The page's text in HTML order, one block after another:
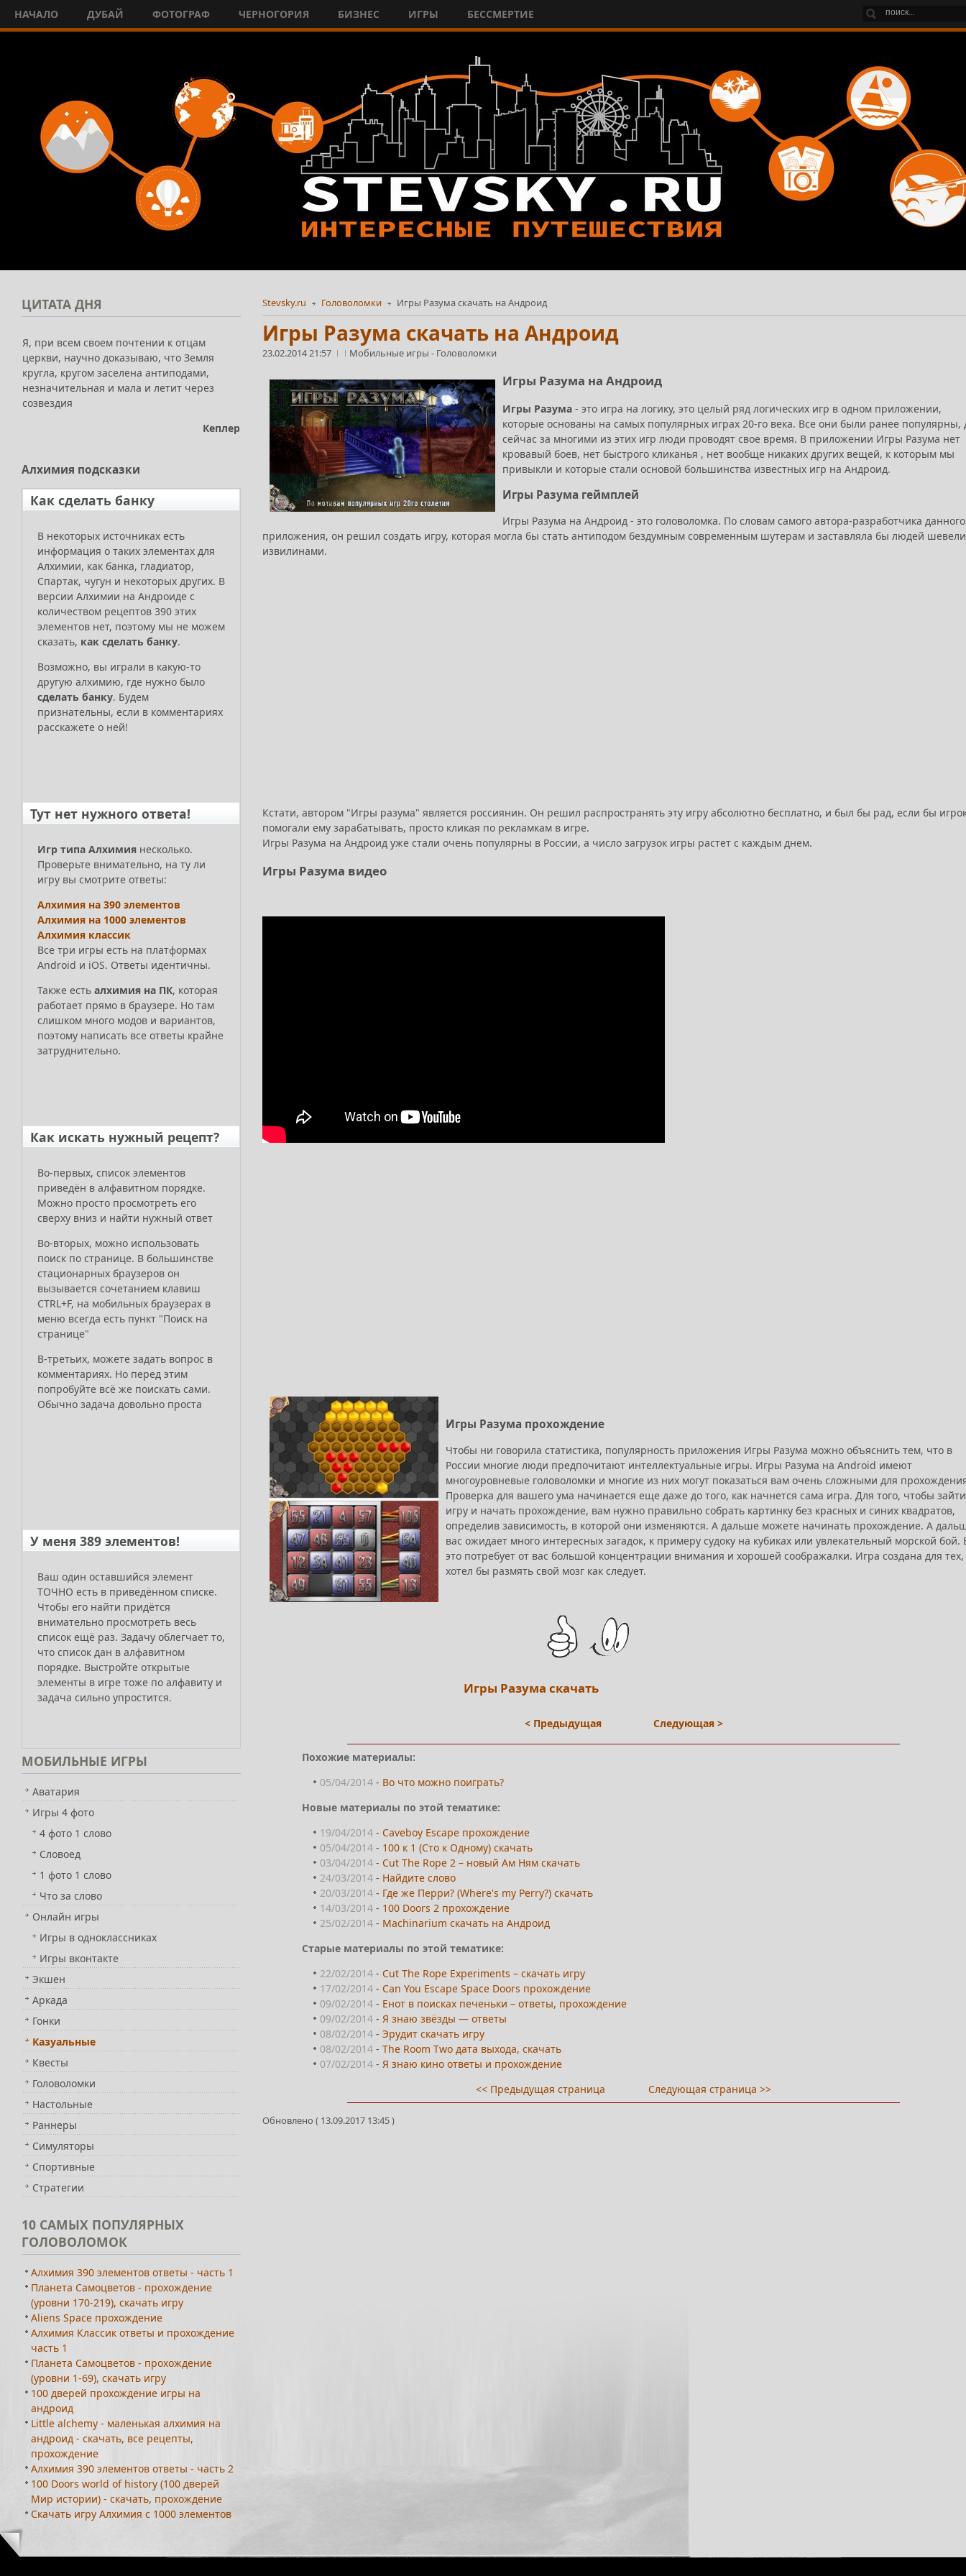
НАЧАЛО ДУБАЙ ФОТОГРАФ ЧЕРНОГОРИЯ БИЗНЕС ИГРЫ БЕССМЕРТИЕ
Stevsky.ru Головоломки Игры Разума скачать на Андроид
Игры Разума скачать на Андроид
23.02.2014 21:57 Мобильные игры - Головоломки
Игры Разума на Андроид
Игры Разума - это игра на логику, это целый ряд логических игр в одном приложении,
которые основаны на самых популярных играх 20-го века. Все они были ранее популярны,
сейчас за многими из этих игр люди проводят свое время. В приложении Игры Разума нет
кровавый боев, нет быстрого кликанья , нет вообще никаких других вещей, к которым мы
привыкли и которые стали основой большинства известных игр на Андроид.
Игры Разума геймплей
Игры Разума на Андроид - это головоломка. По словам самого автора-разработчика данного
приложения, он решил создать игру, которая могла бы стать антиподом бездумным современным шутерам и заставляла бы людей
извилинами.
Кстати, автором "Игры разума" является россиянин. Он решил распространять эту игру абсолютно бесплатно, и был бы рад, если бы
помогали ему зарабатывать, просто кликая по рекламкам в игре.
Игры Разума на Андроид уже стали очень популярны в России, а число загрузок игры растет с каждым днем.
Игры Разума видео
Игры Разума прохождение
Чтобы ни говорила статистика, популярность приложения Игры Разума можно объяснить тем, что в
России многие люди предпочитают интеллектуальные игры. Игры Разума на Android имеют
многоуровневые головоломки и многие из них могут показаться вам очень сложными для
Проверка для вашего ума начинается еще даже до того, как начнется сама игра. Для того, чтобы
игру и начать прохождение, вам нужно правильно собрать картинку без красных и синих квадратов,
определив зависимость, в которой они изменяются. А дальше можете начинать прохождение. А
вас ожидает много интересных загадок, к примеру судоку на кубиках или увлекательный морской бой.
это потребует от вас большой концентрации внимания и хорошей соображалки. Игра создана для тех,
хотел бы размять свой мозг как следует.
Игры Разума скачать
< Предыдущая Следующая >
Похожие материалы:
05/04/2014 - Во что можно поиграть?
Новые материалы по этой тематике:
19/04/2014 - Caveboy Escape прохождение
05/04/2014 - 100 к 1 (Сто к Одному) скачать
03/04/2014 - Cut The Rope 2 – новый Ам Ням скачать
24/03/2014 - Найдите слово
20/03/2014 - Где же Перри? (Where's my Perry?) скачать
14/03/2014 - 100 Doors 2 прохождение
25/02/2014 - Machinarium скачать на Андроид
Старые материалы по этой тематике:
22/02/2014 - Cut The Rope Experiments – скачать игру
17/02/2014 - Can You Escape Space Doors прохождение
09/02/2014 - Енот в поисках печеньки – ответы, прохождение
09/02/2014 - Я знаю звёзды — ответы
08/02/2014 -Эрудит скачать игру
08/02/2014 -The Room Two дата выхода, скачать
07/02/2014 - Я знаю кино ответы и прохождение
<< Предыдущая страница
Следующая страница >>
Обновлено ( 13.09.2017 13:45 )
ЦИТАТА ДНЯ
Я, при всем своем почтении к отцам
церкви, научно доказываю, что Земля
кругла, кругом заселена антиподами,
незначительная и мала и летит через
созвездия
Кеплер
Алхимия подсказки
Как сделать банку
В некоторых источниках есть
информация о таких элементах для
Алхимии, как банка, гладиатор,
Спартак, чугун и некоторых других. В
версии Алхимии на Андроиде с
количеством рецептов 390 этих
элементов нет, поэтому мы не можем
сказать, как сделать банку.
Возможно, вы играли в какую-то
другую алхимию, где нужно было
сделать банку. Будем
признательны, если в комментариях
расскажете о ней!
Тут нет нужного ответа!
Игр типа Алхимия несколько.
Проверьте внимательно, на ту ли
игру вы смотрите ответы:
Алхимия на 390 элементов
Алхимия на 1000 элементов
Алхимия классик
Все три игры есть на платформах
Android и iOS. Ответы идентичны.
Также есть алхимия на ПК, которая
работает прямо в браузере. Но там
слишком много модов и вариантов,
поэтому написать все ответы крайне
затруднительно.
Как искать нужный рецепт?
Во-первых, список элементов
приведён в алфавитном порядке.
Можно просто просмотреть его
сверху вниз и найти нужный ответ
Во-вторых, можно использовать
поиск по странице. В большинстве
стационарных браузеров он
вызывается сочетанием клавиш
CTRL+F, на мобильных браузерах в
меню всегда есть пункт "Поиск на
странице"
В-третьих, можете задать вопрос в
комментариях. Но перед этим
попробуйте всё же поискать сами.
Обычно задача довольно проста
У меня 389 элементов!
Ваш один оставшийся элемент
ТОЧНО есть в приведённом списке.
Чтобы его найти придётся
внимательно просмотреть весь
список ещё раз. Задачу облегчает то,
что список дан в алфавитном
порядке. Выстройте открытые
элементы в игре тоже по алфавиту и
задача сильно упростится.
МОБИЛЬНЫЕ ИГРЫ
Аватария
Игры 4 фото
4 фото 1 слово
Словоед
1 фото 1 слово
Что за слово
Онлайн игры
Игры в одноклассниках
Игры вконтакте
Экшен
Аркада
Гонки
Казуальные
Квесты
Головоломки
Настольные
Раннеры
Симуляторы
Спортивные
Стратегии
10 САМЫХ ПОПУЛЯРНЫХ
ГОЛОВОЛОМОК
Алхимия 390 элементов ответы - часть 1
Планета Самоцветов - прохождение
(уровни 170-219), скачать игру
Aliens Space прохождение
Алхимия Классик ответы и прохождение
часть 1
Планета Самоцветов - прохождение
(уровни 1-69), скачать игру
100 дверей прохождение игры на
андроид
Little alchemy - маленькая алхимия на
андроид - скачать, все рецепты,
прохождение
Алхимия 390 элементов ответы - часть 2
100 Doors world of history (100 дверей
Мир истории) - скачать, прохождение
Скачать игру Алхимия с 1000 элементов